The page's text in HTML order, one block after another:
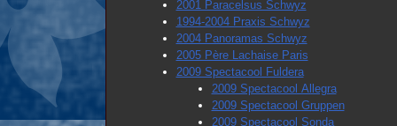
2001 Paracelsus Schwyz
1994-2004 Praxis Schwyz
2004 Panoramas Schwyz
2005 Père Lachaise Paris
2009 Spectacool Fuldera
2009 Spectacool Allegra
2009 Spectacool Gruppen
2009 Spectacool Sonda